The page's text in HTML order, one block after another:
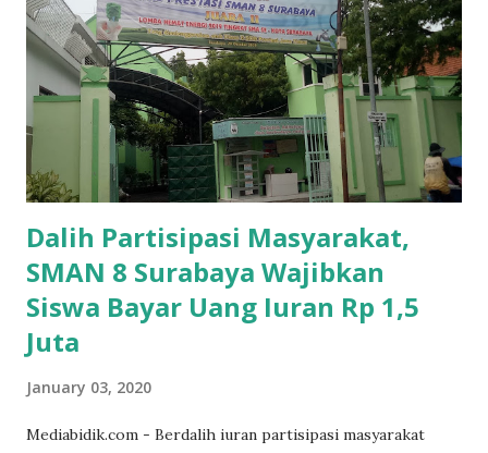
Dalih Partisipasi Masyarakat,
SMAN 8 Surabaya Wajibkan
Siswa Bayar Uang Iuran Rp 1,5
Juta
January 03, 2020
Mediabidik.com - Berdalih iuran partisipasi masyarakat